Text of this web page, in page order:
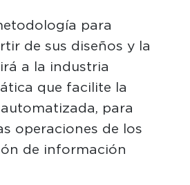
para
de sus diseños y la
a la industria
que facilite la
para
operaciones de los
de información